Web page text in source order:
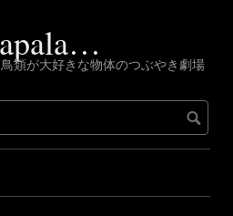
類が大好きな物体のつぶやき劇場